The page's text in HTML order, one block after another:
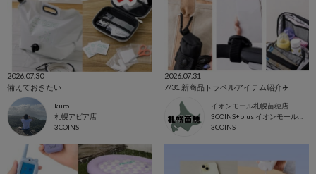
2026.07.30
備えておきたい
kuro
札幌アピア店
3COINS
2026.07.31
7/31 新商品トラベルアイテム紹介✈️
イオンモール札幌苗穂店
3COINS